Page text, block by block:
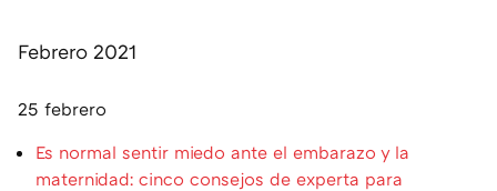
Febrero 2021
25 febrero
Es normal sentir miedo ante el embarazo y la
maternidad: cinco consejos de experta para